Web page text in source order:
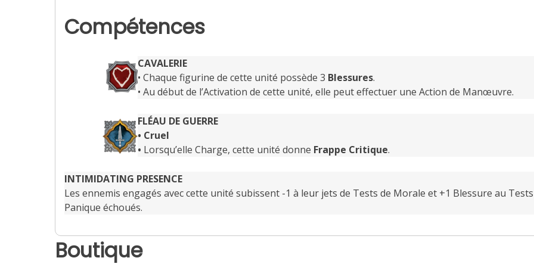
Compétences
CAVALERIE
• Chaque figurine de cette unité possède 3 Blessures.
• Au début de l’Activation de cette unité, elle peut effectuer une Action de Manœuvre.
FLÉAU DE GUERRE
• Cruel
• Lorsqu’elle Charge, cette unité donne Frappe Critique.
INTIMIDATING PRESENCE
Les ennemis engagés avec cette unité subissent -1 à leur jets de Tests de Morale et +1 Blessure au
Panique échoués.
Boutique